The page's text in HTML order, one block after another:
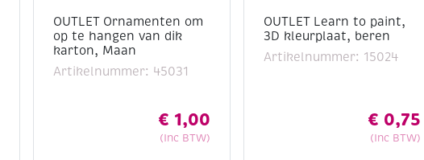
OUTLET Ornamenten om
op te hangen van dik
karton, Maan
Artikelnummer: 45031
€ 1,00
(Inc BTW)
OUTLET Learn to paint,
3D kleurplaat, beren
Artikelnummer: 15024
€ 0,75
(Inc BTW)